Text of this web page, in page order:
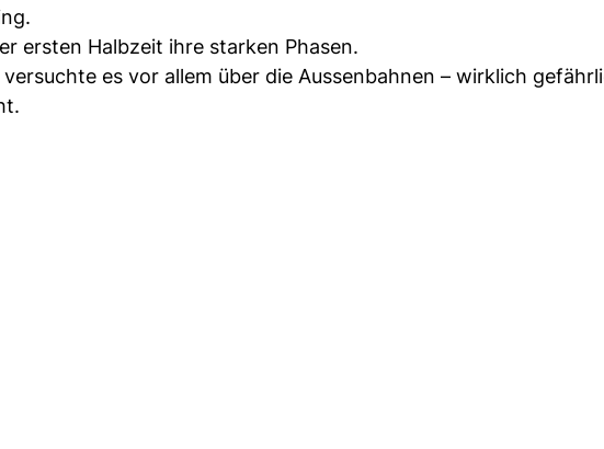
ersten Halbzeit ihre starken Phasen.
es vor allem über die Aussenbahnen – wirklich